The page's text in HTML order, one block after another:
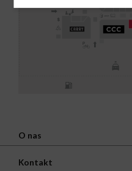
O nas
Kontakt